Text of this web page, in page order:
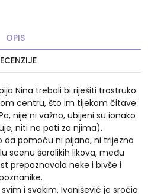
OPIS
Nina trebali bi riješiti trostruko
centru, što im tijekom čitave
nije ni važno, ubijeni su ionako
niti ne pati za njima).
da pomoću ni pijana, ni trijezna
scenu šarolikih likova, među
prepoznavala neke i bivše i
i svakim, Ivanišević je sročio